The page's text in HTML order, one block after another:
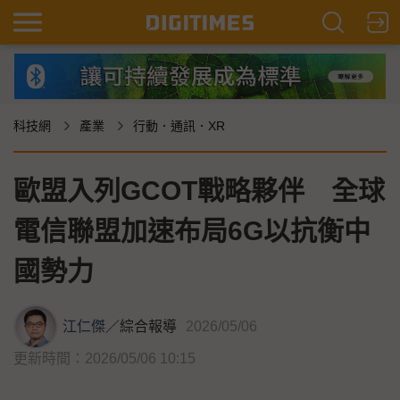
科技網 產業 行動．通訊．XR
歐盟入列GCOT戰略夥伴 全球
電信聯盟加速布局6G以抗衡中
國勢力
江仁傑／綜合報導 2026/05/06
更新時間：2026/05/06 10:15